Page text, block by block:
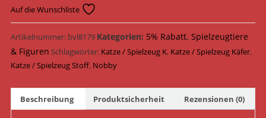
Käfer
Stoff
10
cm
80209
Blau/Braun
Menge
Auf die Wunschliste
Artikelnummer: bvl8179 Kategorien: 5% Rabatt, Spielzeugtiere
& Figuren Schlagwörter: Katze / Spielzeug K, Katze / Spielzeug Käfer,
Katze / Spielzeug Stoff, Nobby
Beschreibung Produktsicherheit Rezensionen (0)